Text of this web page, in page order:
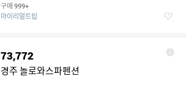
구매 999+
마이리얼트립
73,772
경주 놀로와스파펜션